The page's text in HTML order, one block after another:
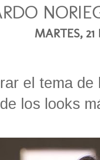
MARTES, 21
el tema
los looks